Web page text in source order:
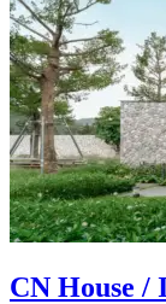
CN House /